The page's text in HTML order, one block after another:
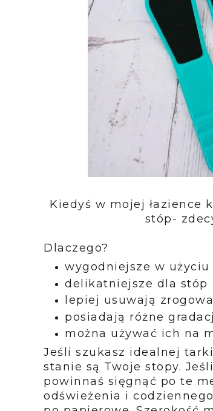
Kiedyś w mojej łazience
stóp-
Dlaczego?
wygodniejsze w użyciu
delikatniejsze dla stóp
lepiej usuwają
posiadają różne
można używać ich na
Jeśli szukasz idealnej
stanie są Twoje stopy.
powinnaś sięgnąć po te
odświeżenia i